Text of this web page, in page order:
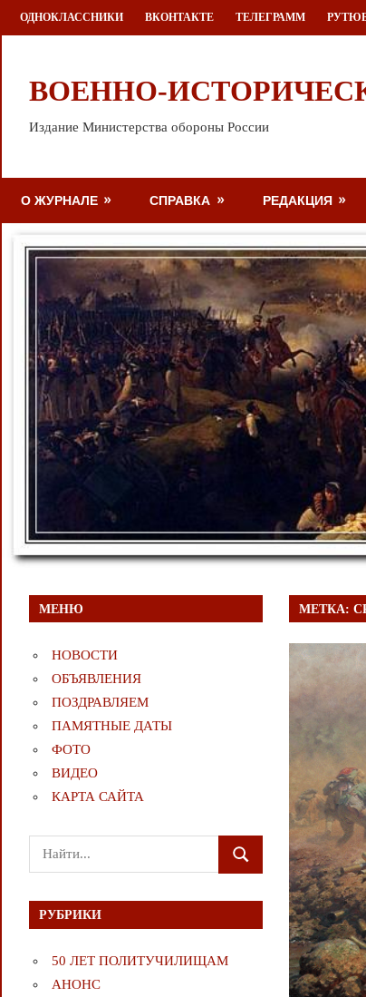
Перейти
к
ОДНОКЛАССНИКИ ВКОНТАКТЕ ТЕЛЕГРАММ
ВОЕННО-
Издание Министерства обороны России
О ЖУРНАЛЕ СПРАВКА РЕДАКЦИЯ
МЕТКА:
МЕНЮ
НОВОСТИ
ОБЪЯВЛЕНИЯ
ПОЗДРАВЛЯЕМ
ПАМЯТНЫЕ ДАТЫ
ФОТО
ВИДЕО
КАРТА САЙТА
Поиск
для:
ПОИСК
РУБРИКИ
50 ЛЕТ ПОЛИТУЧИЛИЩАМ
АНОНС